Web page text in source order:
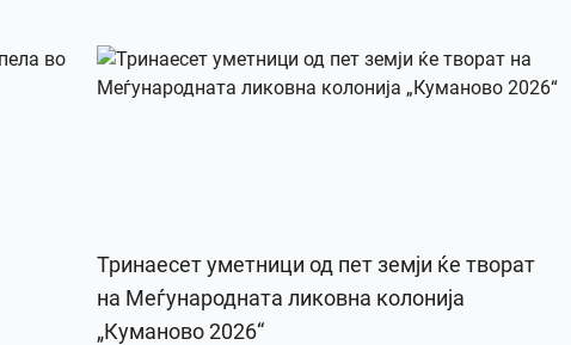
Тринаесет уметници од пет земји ќе творат
на Меѓународната ликовна колонија
„Куманово 2026“